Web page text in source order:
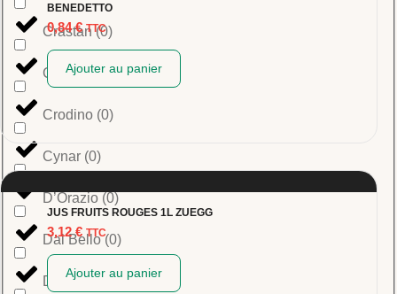
Crastan(0)
Cremona-Plac(0)
Crodino (0)
Cynar (0)
D’Orazio (0)
Dal Bello(0)
De Angelis(0)
BENEDETTO
0,84€ TTC
Ajouter au panier
JUS FRUITS ROUGES 1L ZUEGG
3,12€ TTC
Ajouter au panier